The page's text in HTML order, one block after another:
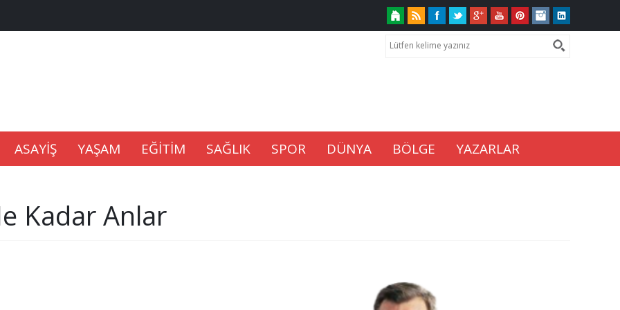
ASAYİŞ YAŞAM EĞİTİM SAĞLIK SPOR DÜNYA BÖLGE YAZARLAR
Kadar Anlar